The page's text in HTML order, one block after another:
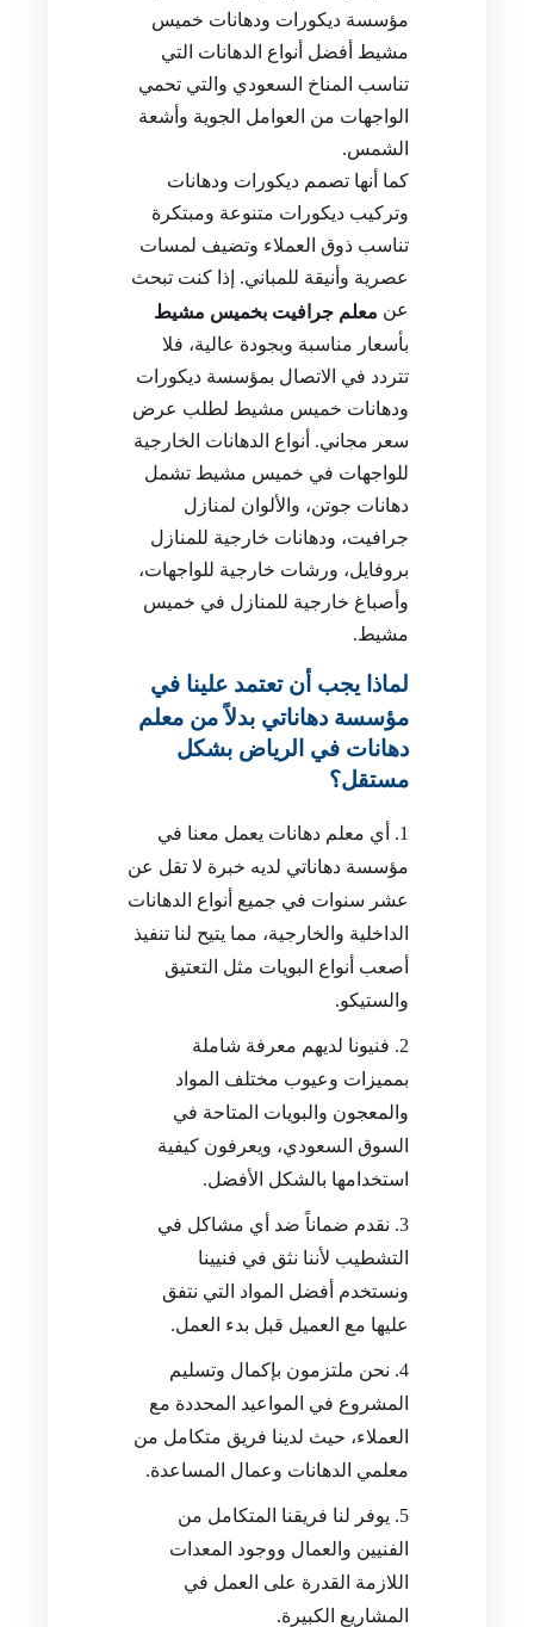
مؤسسة ديكورات ودهانات خميس
مشيط أفضل أنواع الدهانات التي
تناسب المناخ السعودي والتي تحمي
الواجهات من العوامل الجوية وأشعة
الشمس.
كما أنها تصمم ديكورات ودهانات
وتركيب ديكورات متنوعة ومبتكرة
تناسب ذوق العملاء وتضيف لمسات
عصرية وأنيقة للمباني. إذا كنت تبحث
عن معلم جرافيت بخميس مشيط
بأسعار مناسبة وبجودة عالية، فلا
تتردد في الاتصال بمؤسسة ديكورات
ودهانات خميس مشيط لطلب عرض
سعر مجاني. أنواع الدهانات الخارجية
للواجهات في خميس مشيط تشمل
دهانات جوتن، والألوان لمنازل
جرافيت، ودهانات خارجية للمنازل
بروفايل، ورشات خارجية للواجهات،
وأصباغ خارجية للمنازل في خميس
مشيط.
لماذا يجب أن تعتمد علينا في
مؤسسة دهاناتي بدلاً من معلم
دهانات في الرياض بشكل
مستقل؟
أي معلم دهانات يعمل معنا في
مؤسسة دهاناتي لديه خبرة لا تقل عن
عشر سنوات في جميع أنواع الدهانات
الداخلية والخارجية، مما يتيح لنا تنفيذ
أصعب أنواع البويات مثل التعتيق
والستيكو.
فنيونا لديهم معرفة شاملة
بمميزات وعيوب مختلف المواد
والمعجون والبويات المتاحة في
السوق السعودي، ويعرفون كيفية
استخدامها بالشكل الأفضل.
نقدم ضماناً ضد أي مشاكل في
التشطيب لأننا نثق في فنيينا
ونستخدم أفضل المواد التي نتفق
عليها مع العميل قبل بدء العمل.
نحن ملتزمون بإكمال وتسليم
المشروع في المواعيد المحددة مع
العملاء، حيث لدينا فريق متكامل من
معلمي الدهانات وعمال المساعدة.
يوفر لنا فريقنا المتكامل من
الفنيين والعمال ووجود المعدات
اللازمة القدرة على العمل في
المشاريع الكبيرة.